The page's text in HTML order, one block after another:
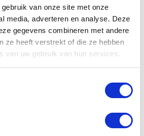
van onze site met onze
media, adverteren en analyse. Deze
gegevens combineren met andere
ze heeft verstrekt of die ze hebben
van uw gebruik van hun services.
499,00
prijs
prijs